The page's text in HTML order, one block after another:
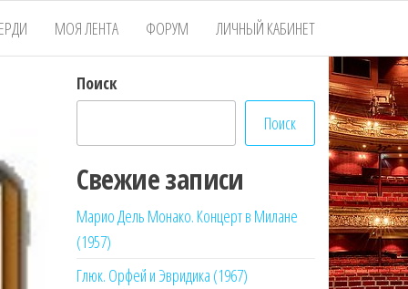
МОЯ ЛЕНТА ФОРУМ ЛИЧНЫЙ КАБИНЕТ
Поиск
Поиск
Свежие записи
Марио Дель Монако. Концерт в Милане
(1957)
Глюк. Орфей и Эвридика (1967)